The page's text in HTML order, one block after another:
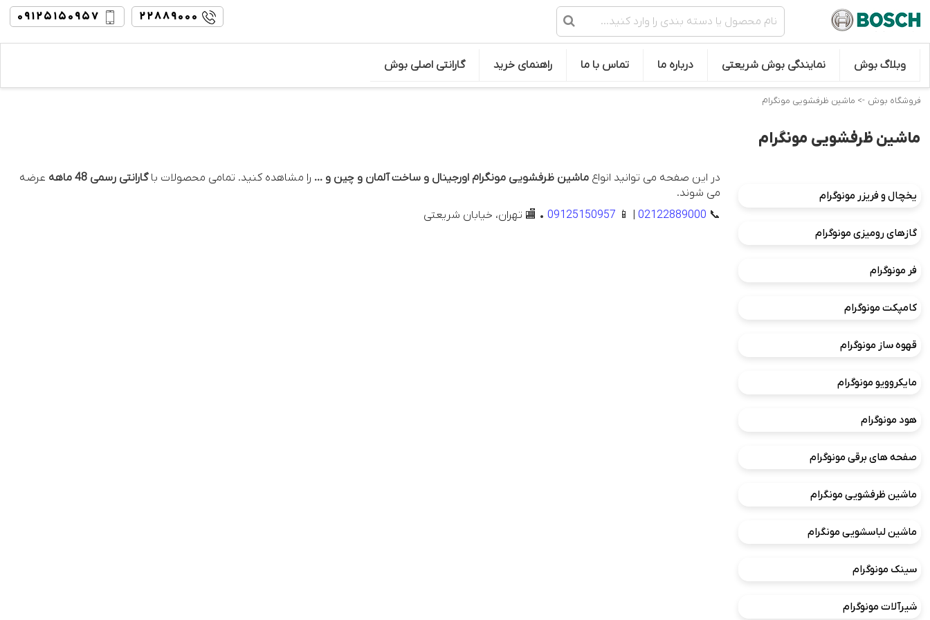
وبلاگ بوش نمایندگی بوش شریعتی درباره ما تماس با ما راهنمای خرید گارانتی اصلی بوش
فروشگاه بوش -> ماشین ظرفشویی مونگرام
ماشین ظرفشویی مونگرام
یخچال و فریزر مونوگرام
گازهای رومیزی مونوگرام
فر مونوگرام
کامپکت مونوگرام
قهوه ساز مونوگرام
مایکروویو مونوگرام
هود مونوگرام
صفحه های برقی مونوگرام
ماشین ظرفشویی مونگرام
ماشین لباسشویی مونگرام
سینک مونوگرام
شیرآلات مونوگرام
در این صفحه می توانید انواعماشین ظرفشویی مونگرام اورجینال و ساخت آلمان و چین و ... را مشاهده کنید. تمامی محصولات باگارانتی رسمی 48 ماهه
عرضه
می شوند.
📞
02122889000
| 📱
09125150957 • 🏬 تهران، خیابان شریعتی